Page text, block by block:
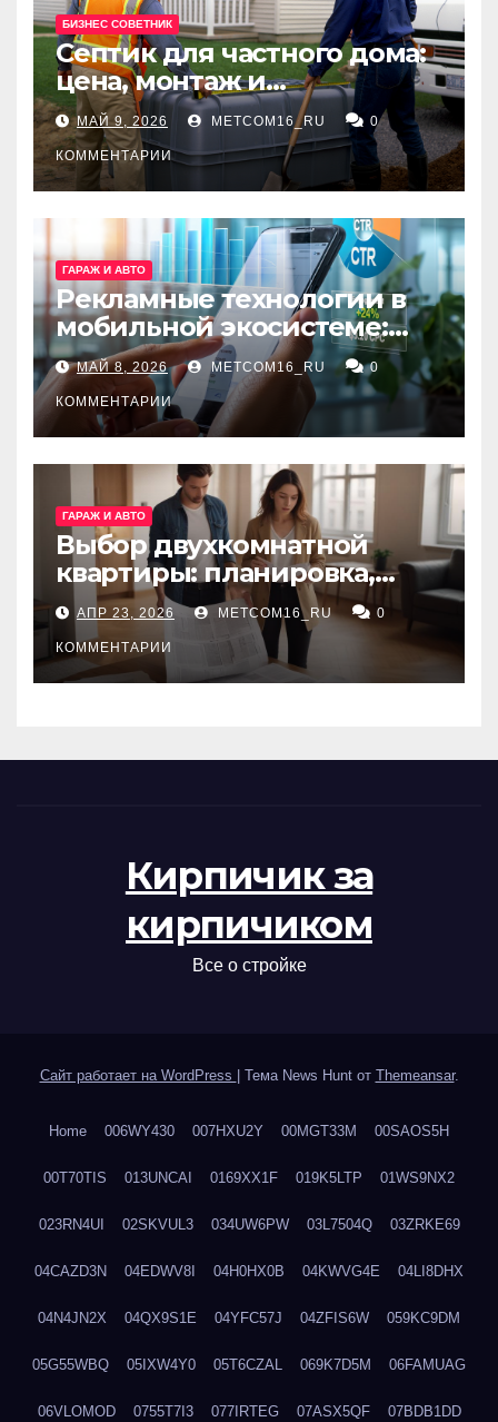
БИЗНЕС СОВЕТНИК
Септик для частного дома:
цена, монтаж и
организация автономной
канализации
МАЙ 9, 2026 METCOM16_RU 0
КОММЕНТАРИИ
ГАРАЖ И АВТО
Рекламные технологии в
мобильной экосистеме:
ключевые сервисы и
принципы работы
МАЙ 8, 2026 METCOM16_RU 0
КОММЕНТАРИИ
ГАРАЖ И АВТО
Выбор двухкомнатной
квартиры: планировка,
состояние жилья и
проверка документов
АПР 23, 2026 METCOM16_RU 0
КОММЕНТАРИИ
Кирпичик за
кирпичиком
Все о стройке
Сайт работает на WordPress Тема News Hunt от Themeansar.
Home 006WY430 007HXU2Y 00MGT33M 00SAOS5H
00T70TIS 013UNCAI 0169XX1F 019K5LTP 01WS9NX2
023RN4UI 02SKVUL3 034UW6PW 03L7504Q 03ZRKE69
04CAZD3N 04EDWV8I 04H0HX0B 04KWVG4E 04LI8DHX
04N4JN2X 04QX9S1E 04YFC57J 04ZFIS6W 059KC9DM
05G55WBQ 05IXW4Y0 05T6CZAL 069K7D5M 06FAMUAG
06VLOMOD 0755T7I3 077IRTEG 07ASX5QF 07BDB1DD